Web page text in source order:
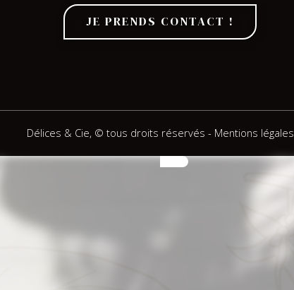
JE PRENDS CONTACT !
Délices & Cie, © tous droits réservés - Mentions légales